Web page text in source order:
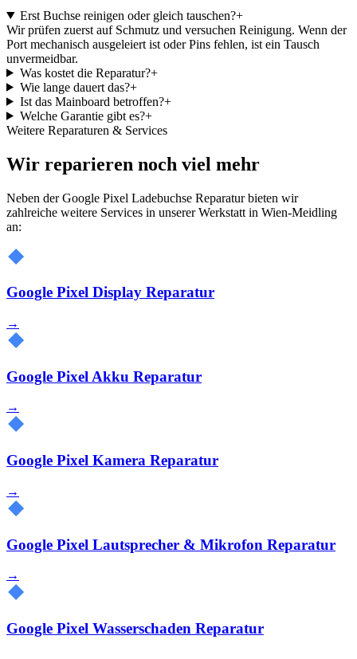
Erst Buchse reinigen oder gleich tauschen?+
Wir prüfen zuerst auf Schmutz und versuchen Reinigung. Wenn der
Port mechanisch ausgeleiert ist oder Pins fehlen, ist ein Tausch
unvermeidbar.
Was kostet die Reparatur?+
Wie lange dauert das?+
Ist das Mainboard betroffen?+
Welche Garantie gibt es?+
Weitere Reparaturen & Services
Wir reparieren noch viel mehr
Neben der Google Pixel Ladebuchse Reparatur bieten wir
zahlreiche weitere Services in unserer Werkstatt in Wien-Meidling
an:
Google Pixel Display Reparatur
→
Google Pixel Akku Reparatur
→
Google Pixel Kamera Reparatur
→
Google Pixel Lautsprecher & Mikrofon Reparatur
→
Google Pixel Wasserschaden Reparatur